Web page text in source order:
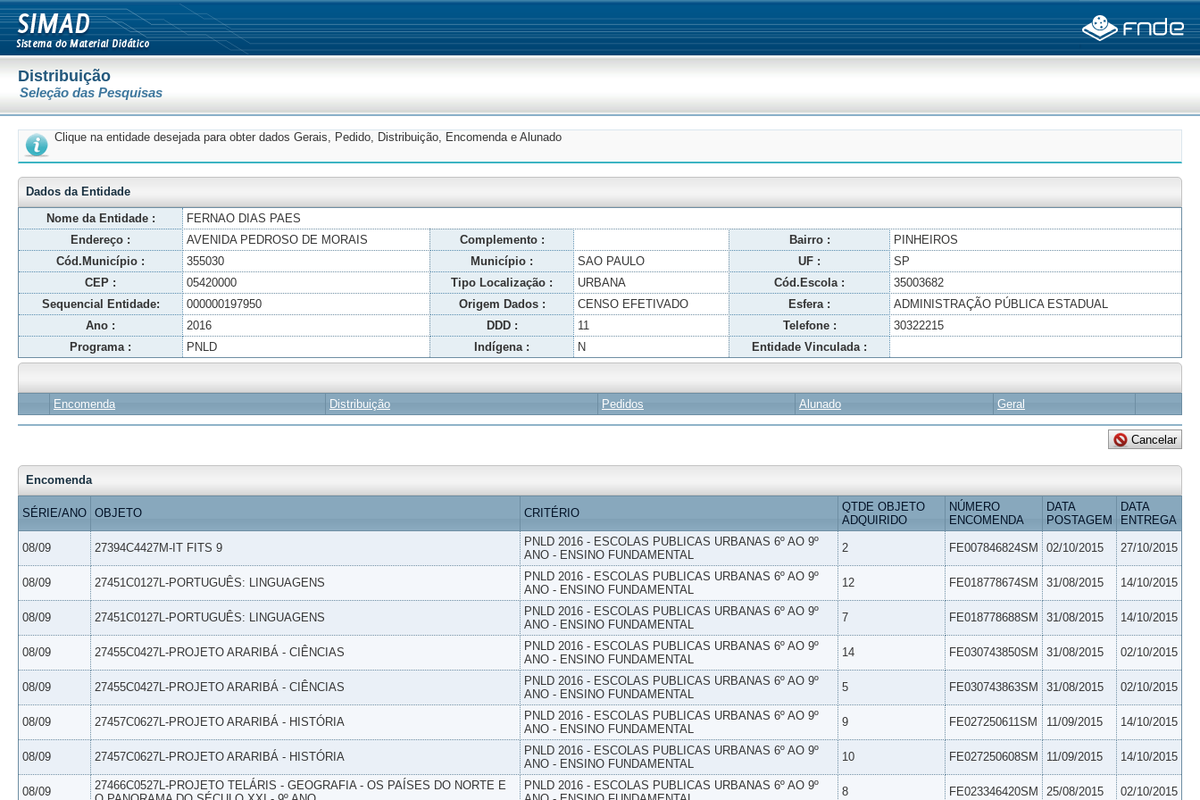
Distribuição
Seleção das Pesquisas
Clique na entidade desejada para obter dados Gerais, Pedido, Distribuição, Encomenda e Alunado
Dados da Entidade
Nome da Entidade :
FERNAO DIAS PAES
Endereço :
AVENIDA PEDROSO DE MORAIS Complemento : Bairro :
PINHEIROS
Cód.Município :
355030 Município : SAO PAULO UF :
SP
CEP :
05420000 Tipo Localização : URBANA Cód.Escola :
35003682
Sequencial Entidade:
000000197950 Origem Dados : CENSO EFETIVADO Esfera :
ADMINISTRAÇÃO PÚBLICA ESTADUAL
Ano :
2016 DDD : 11 Telefone :
30322215
Programa :
PNLD Indígena : N Entidade Vinculada :
Encomenda Distribuição Pedidos Alunado Geral
Encomenda
SÉRIE/ANO OBJETO CRITÉRIO
QTDE OBJETO
ADQUIRIDO
NÚMERO
ENCOMENDA
DATA
POSTAGEM
DATA
ENTREGA
08/09 27394C4427M-IT FITS 9
PNLD 2016 - ESCOLAS PUBLICAS URBANAS 6º AO 9º
ANO - ENSINO FUNDAMENTAL
2 FE007846824SM 02/10/2015 27/10/2015
08/09 27451C0127L-PORTUGUÊS: LINGUAGENS
PNLD 2016 - ESCOLAS PUBLICAS URBANAS 6º AO 9º
ANO - ENSINO FUNDAMENTAL
12 FE018778674SM 31/08/2015 14/10/2015
08/09 27451C0127L-PORTUGUÊS: LINGUAGENS
PNLD 2016 - ESCOLAS PUBLICAS URBANAS 6º AO 9º
ANO - ENSINO FUNDAMENTAL
7 FE018778688SM 31/08/2015 14/10/2015
08/09 27455C0427L-PROJETO ARARIBÁ - CIÊNCIAS
PNLD 2016 - ESCOLAS PUBLICAS URBANAS 6º AO 9º
ANO - ENSINO FUNDAMENTAL
14 FE030743850SM 31/08/2015 02/10/2015
08/09 27455C0427L-PROJETO ARARIBÁ - CIÊNCIAS
PNLD 2016 - ESCOLAS PUBLICAS URBANAS 6º AO 9º
ANO - ENSINO FUNDAMENTAL
5 FE030743863SM 31/08/2015 02/10/2015
08/09 27457C0627L-PROJETO ARARIBÁ - HISTÓRIA
PNLD 2016 - ESCOLAS PUBLICAS URBANAS 6º AO 9º
ANO - ENSINO FUNDAMENTAL
9 FE027250611SM 11/09/2015 14/10/2015
08/09 27457C0627L-PROJETO ARARIBÁ - HISTÓRIA
PNLD 2016 - ESCOLAS PUBLICAS URBANAS 6º AO 9º
ANO - ENSINO FUNDAMENTAL
10 FE027250608SM 11/09/2015 14/10/2015
08/09
27466C0527L-PROJETO TELÁRIS - GEOGRAFIA - OS PAÍSES DO NORTE E
PNLD 2016 - ESCOLAS PUBLICAS URBANAS 6º AO 9º
8 FE023346420SM 25/08/2015 02/10/2015